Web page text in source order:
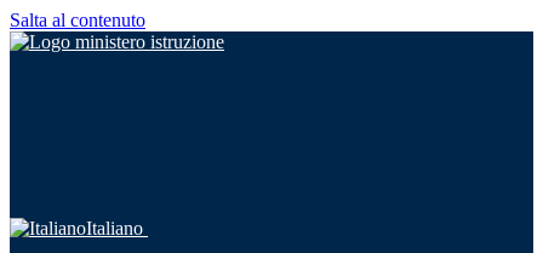
Salta al contenuto
Italiano